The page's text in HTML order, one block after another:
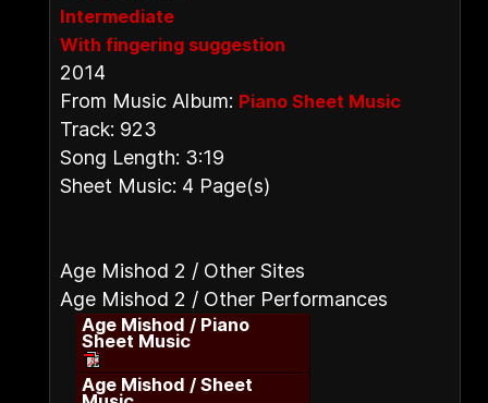
Intermediate
With fingering suggestion
2014
From Music Album: Piano Sheet Music
Track: 923
Song Length: 3:19
Sheet Music: 4 Page(s)
Age Mishod 2 / Other Sites
Age Mishod 2 / Other Performances
Age Mishod / Piano
Sheet Music
Age Mishod / Sheet